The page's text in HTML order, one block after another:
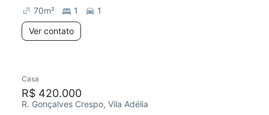
70m² 1
1
Ver contato
Casa
R$ 420.000
R. Gonçalves Crespo, Vila Adélia